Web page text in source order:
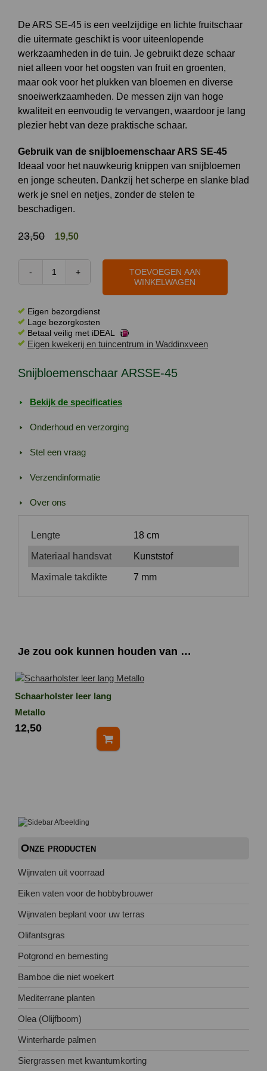
Snijbloemenschaar ARSSE-45
De ARS SE-45 is een veelzijdige en lichte fruitschaar
die uitermate geschikt is voor uiteenlopende
werkzaamheden in de tuin. Je gebruikt deze schaar
niet alleen voor het oogsten van fruit en groenten,
maar ook voor het plukken van bloemen en diverse
snoeiwerkzaamheden. De messen zijn van hoge
kwaliteit en eenvoudig te vervangen, waardoor je lang
plezier hebt van deze praktische schaar.
Gebruik van de snijbloemenschaar ARS SE-45
Ideaal voor het nauwkeurig knippen van snijbloemen
en jonge scheuten. Dankzij het scherpe en slanke blad
werk je snel en netjes, zonder de stelen te
beschadigen.
23,50
Oorspronkelijke
was:
23,50.
19,50Huidige
is:
19,50.
Snijbloemenschaar
aantal
TOEVOEGEN AAN
WINKELWAGEN
Eigen bezorgdienst
Lage bezorgkosten
Betaal veilig met iDEAL
Eigen kwekerij en tuincentrum in Waddinxveen
Bekijk de specificaties
Onderhoud en verzorging
Stel een vraag
Verzendinformatie
Over ons
Lengte 18 cm
Materiaal handsvat Kunststof
Maximale takdikte 7 mm
Je zou ook kunnen houden van …
Schaarholster leer lang
Metallo
12,50
Onze producten
Wijnvaten uit voorraad
Eiken vaten voor de hobbybrouwer
Wijnvaten beplant voor uw terras
Olifantsgras
Potgrond en bemesting
Bamboe die niet woekert
Mediterrane planten
Olea (Olijfboom)
Winterharde palmen
Siergrassen met kwantumkorting